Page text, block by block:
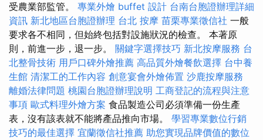
受農業部監管。 專業外燴 buffet 設計 台南台胞證辦理詳細
資訊 新北地區台胞證辦理 台北 按摩 苗栗專業徵信社 一般
要求各不相同，但始終包括對設施狀況的檢查。 本著原
則，前進一步，退一步。 關鍵字選擇技巧 新北按摩服務 台
北整骨技術 用戶口碑外燴推薦 高品質外燴餐飲選擇 台中養
生館 清潔工的工作內容 創意宴會外燴佈置 沙鹿按摩服務
離婚法律問題 桃園台胞證辦理說明 工商登記的流程與注意
事項 歐式料理外燴方案 食品製造公司必須準備一份生產
表，沒有該表就不能將產品推向市場。 學習專業數位行銷
技巧的最佳選擇 宜蘭徵信社推薦 助您實現品牌價值的數位